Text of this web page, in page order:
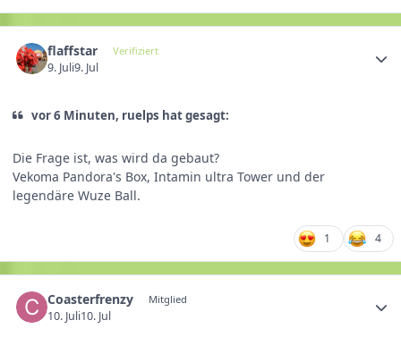
flaffstar Verifiziert
9. Juli9. Jul
vor 6 Minuten, ruelps hat gesagt:
Die Frage ist, was wird da gebaut?
Vekoma Pandora's Box, Intamin ultra Tower und der
legendäre Wuze Ball.
1 4
Coasterfrenzy Mitglied
10. Juli10. Jul